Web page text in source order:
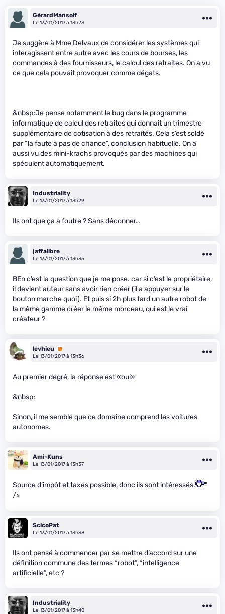
GérardMansoif
Le 13/01/2017 à 13h23
Je suggère à Mme Delvaux de considérer les systèmes qui
interagissent entre autre avec les cours de bourses, les
commandes à des fournisseurs, le calcul des retraites. On a vu
ce que cela pouvait provoquer comme dégats.
&nbsp;Je pense notamment le bug dans le programme
informatique de calcul des retraites qui donnait un trimestre
supplémentaire de cotisation à des retraités. Cela s’est soldé
par “la faute à pas de chance”, conclusion habituelle. On a
aussi vu des mini-krachs provoqués par des machines qui
spéculent automatiquement.
Industriality
Le 13/01/2017 à 13h29
Ils ont que ça a foutre ? Sans déconner…
jaffalibre
Le 13/01/2017 à 13h35
BEn c’est la question que je me pose. car si c’est le propriétaire,
il devient auteur sans avoir rien créer (il a appuyer sur le
bouton marche quoi). Et puis si 2h plus tard un autre robot de
la même gamme créer le même morceau, qui est le vrai
créateur ?
levhieu
Premium
Le 13/01/2017 à 13h36
Au premier degré, la réponse est «oui»
&nbsp;
Sinon, il me semble que ce domaine comprend les voitures
autonomes.
Ami-Kuns
Le 13/01/2017 à 13h37
Source d’impôt et taxes possible, donc ils sont intéressés.
"
/>
ScicoPat
Le 13/01/2017 à 13h38
Ils ont pensé à commencer par se mettre d’accord sur une
définition commune des termes “robot”, “intelligence
artificielle”, etc ?
Industriality
Le 13/01/2017 à 13h40